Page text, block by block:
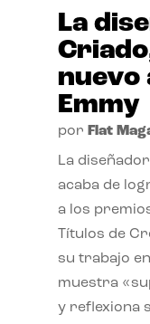
La
nuevo
Emmy
por Flat
La
acaba de
a los
Títulos de
su trabajo
muestra
y reflexiona